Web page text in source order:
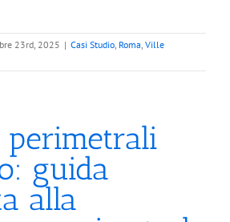
23rd, 2025 | Casi Studio, Roma, Ville
perimetrali
guida
alla